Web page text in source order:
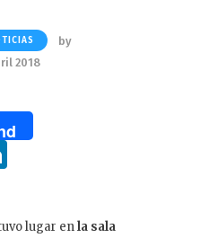
by
2018
klugar enla sala